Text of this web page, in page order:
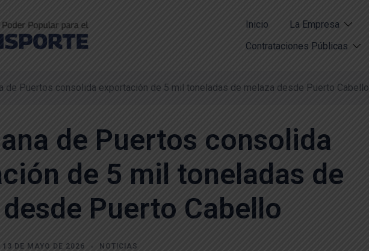
Inicio La Empresa
Contrataciones Públicas
de Puertos consolida exportación de 5 mil toneladas de melaza desde Puerto Cabello
de Puertos consolida
de 5 mil toneladas de
Puerto Cabello
13 DE MAYO DE 2026 NOTICIAS